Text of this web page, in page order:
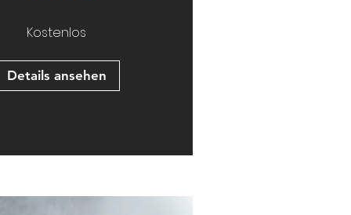
Kostenlos
Details ansehen